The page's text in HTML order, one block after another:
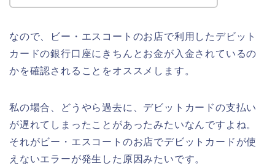
なので、ビー・エスコートのお店で利用したデビット
カードの銀行口座にきちんとお金が入金されているの
かを確認されることをオススメします。
私の場合、どうやら過去に、デビットカードの支払い
が遅れてしまったことがあったみたいなんですよね。
それがビー・エスコートのお店でデビットカードが使
えないエラーが発生した原因みたいです。